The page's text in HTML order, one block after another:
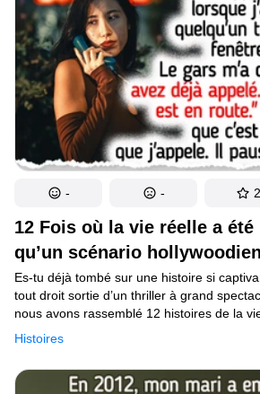
ou une comédie absurde.
12 Fois où la vie réelle a
qu’un scénario hollywoodien
Histoires
Es-tu déjà tombé sur une histoire si
tout droit sortie d’un thriller à grand
nous avons rassemblé 12 histoires de la
de suspense, de mystère et de
de retrouvailles incroyables ou d’incidents
histoires sont tout sauf ordinaires. Il ne
- - 2